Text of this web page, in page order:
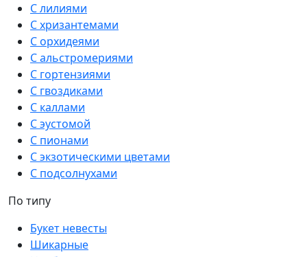
С лилиями
С хризантемами
С орхидеями
С альстромериями
С гортензиями
С гвоздиками
С каллами
С эустомой
С пионами
С экзотическими цветами
С подсолнухами
По типу
Букет невесты
Шикарные